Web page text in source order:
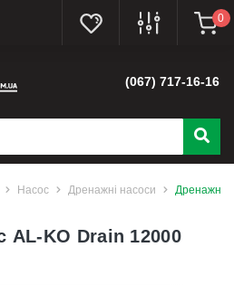
0
(067) 717-16-16
Насос Дренажні насоси
AL-KO Drain 12000